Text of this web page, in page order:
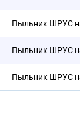
Пыльник ШРУС
Пыльник ШРУС
Пыльник ШРУС